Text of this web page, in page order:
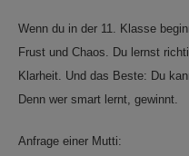
Wenn du in der 11. Klasse
Frust und Chaos. Du lernst
Klarheit. Und das Beste: Du
Denn wer smart lernt, gewinnt.
Anfrage einer Mutti: